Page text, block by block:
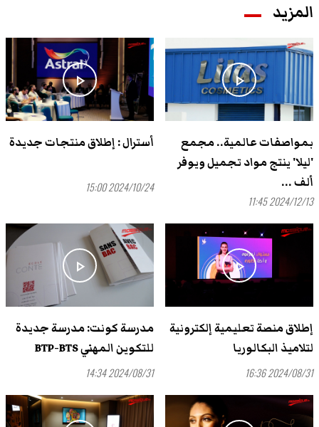
المزيد
play_arrow
بمواصفات عالمية.. مجمع
'ليلا' ينتج مواد تجميل ويوفر
ألف ...
2024/12/13 11:45
play_arrow
أسترال : إطلاق منتجات جديدة
2024/10/24 15:00
play_arrow
إطلاق منصة تعليمية إلكترونية
لتلاميذ البكالوريا
2024/08/31 16:36
play_arrow
مدرسة كونت: مدرسة جديدة
للتكوين المهني BTP-BTS
2024/08/31 14:34